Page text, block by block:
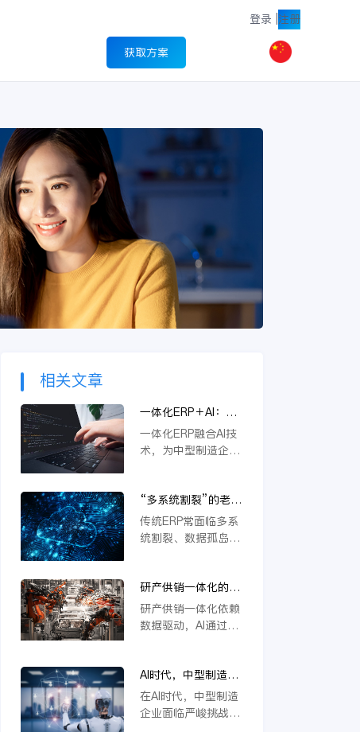
登录 注册
获取方案
相关文章
一体化ERP＋AI：中
型制造企业突破内卷
的新路径
一体化ERP融合AI技
术，为中型制造企业
产流程、精准预测需
求与自动化决策，企
业能显著降本增效，
建差异化优势，实现
可持续增长。
“多系统割裂”的老问
题，AI驱动的一体化
ERP 如何彻底解决？
传统ERP常面临多系
统割裂、数据孤岛等
体化平台，深度融合
PLM、供应链等模
块，实现数据实时同
料编码、提升变更效
率，还支持行业定制
与模块化应用，从根
本上解决系统分散问
研产供销一体化的核
心在于数据，AI如何
重建数据底座？
研产供销一体化依赖
数据驱动，AI通过重
垒，实现物料编码优
化、模块化设计及变
更效率提升，从而支
AI时代，中型制造企
业不做一体化将失去
未来竞争力
在AI时代，中型制造
企业面临严峻挑战。